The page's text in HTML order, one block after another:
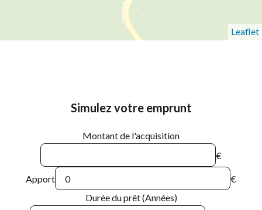
Leaflet
Simulez votre emprunt
Montant de l'acquisition
€
Apport
€
Durée du prêt (Années)